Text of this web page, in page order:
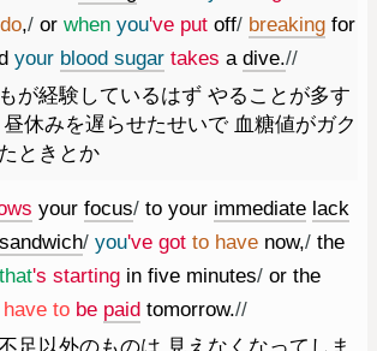
do,/ or when you've put off/ breaking for
your blood sugar takes a dive.//
が経験しているはず やることが多す
休みを遅らせたせいで 血糖値がガク
ときとか
your focus/ to your immediate lack
sandwich/ you've got to have now,/ the
that's starting in five minutes/ or the
have to be paid tomorrow.//
足以外のものは 見えなくなってしま